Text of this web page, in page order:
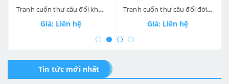
Tranh cuốn thư câu đối không có gì quý hơn độc lập tự do VTV241
Giá: Liên hệ
Tranh cuốn thư câu đối đời đời nhớ ơn chủ tich Hồ Chí Minh vĩ đại VTV240
Giá: Liên hệ
Tin tức mới nhất